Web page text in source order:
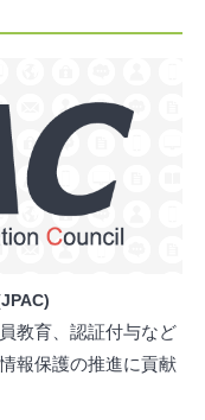
教育、認証付与など
報保護の推進に貢献